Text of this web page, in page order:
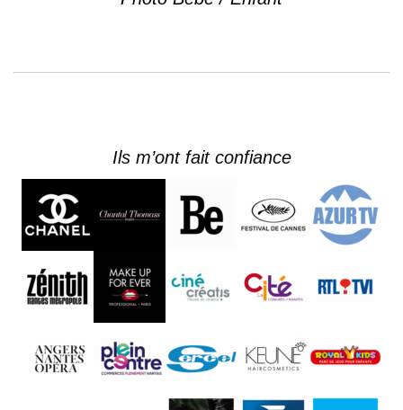
Ils m’ont fait confiance